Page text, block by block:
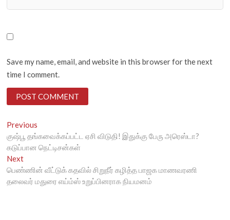
Save my name, email, and website in this browser for the next
time I comment.
Post
navigation
Previous
post:
குஷ்பூ தங்கவைக்கப்பட்ட ஏசி விடுதி! இதுக்கு பேரு அரெஸ்டா?
கடுப்பான நெட்டிசன்கள்
NextNext
post:
பெண்ணின் வீட்டுக் கதவில் சிறுநீர் கழித்த பாஜக மாணவரணி
தலைவர் மதுரை எய்ம்ஸ் உறுப்பினராக நியமனம்